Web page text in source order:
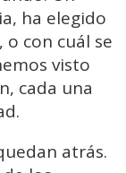
ha elegido
con cuál se
visto
cada una
atrás.